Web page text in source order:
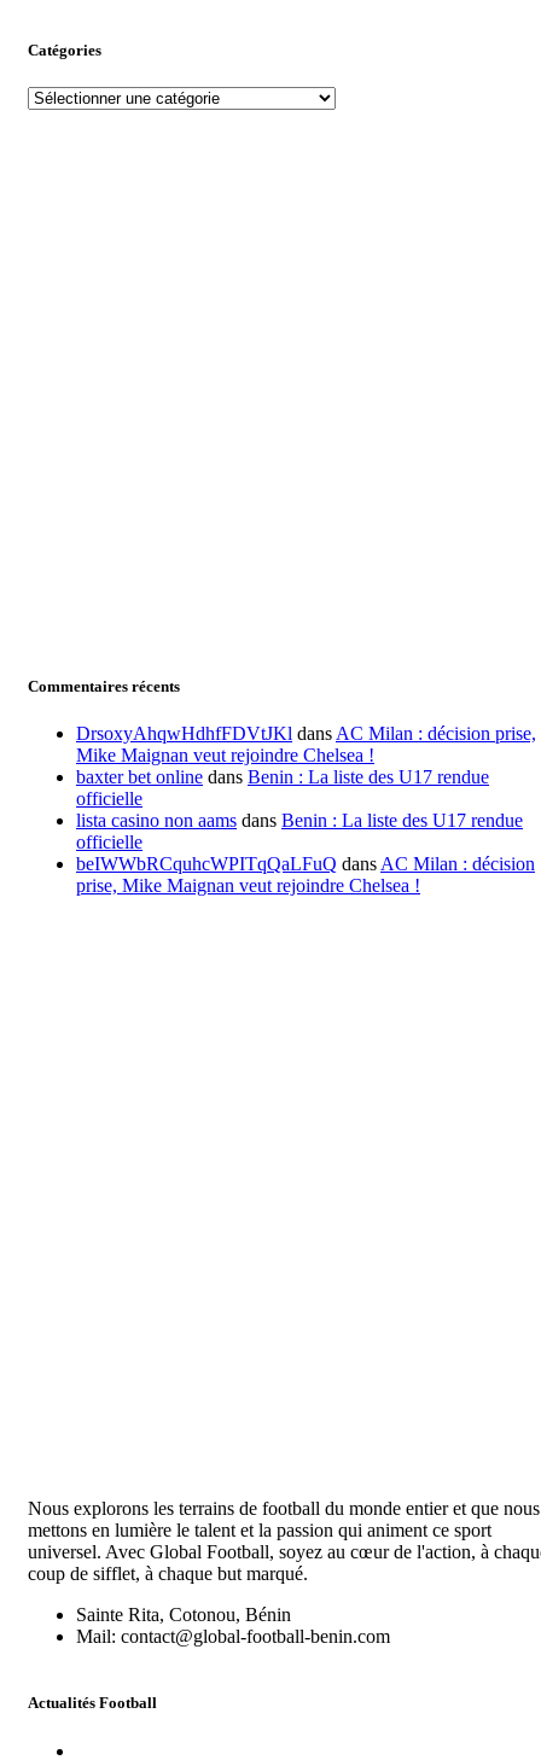
Catégories
Catégories
Commentaires récents
DrsoxyAhqwHdhfFDVtJKl dans AC Milan : décision prise,
Mike Maignan veut rejoindre Chelsea !
baxter bet online dans Benin : La liste des U17 rendue
officielle
lista casino non aams dans Benin : La liste des U17 rendue
officielle
beIWWbRCquhcWPITqQaLFuQ dans AC Milan : décision
prise, Mike Maignan veut rejoindre Chelsea !
Nous explorons les terrains de football du monde entier et que nous
mettons en lumière le talent et la passion qui animent ce sport
universel. Avec Global Football, soyez au cœur de l'action, à
coup de sifflet, à chaque but marqué.
Sainte Rita, Cotonou, Bénin
Mail: contact@global-football-benin.com
Actualités Football